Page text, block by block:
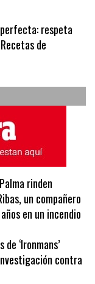
respeta
de
rinden
un compañero
en un incendio
‘Ironmans’
contra